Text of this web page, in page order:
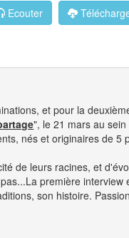
Ecouter
et pour la
", le 21 mars au
nés et originaires de 5
de leurs racines, et
première interview
son histoire.